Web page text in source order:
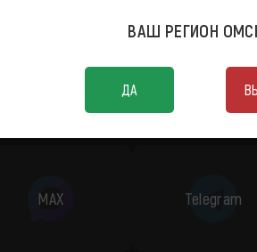
MAX Telegram
ВАШ РЕГИОН
ДА